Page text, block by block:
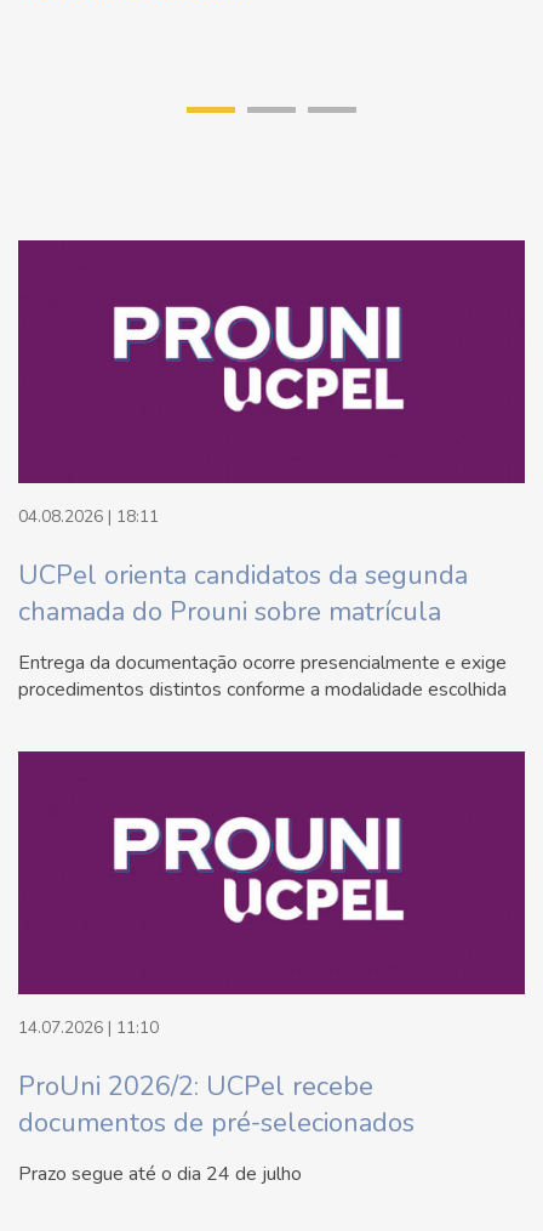
04.08.2026 | 18:11
UCPel orienta candidatos da segunda
chamada do Prouni sobre matrícula
Entrega da documentação ocorre presencialmente e exige
procedimentos distintos conforme a modalidade escolhida
14.07.2026 | 11:10
ProUni 2026/2: UCPel recebe
documentos de pré-selecionados
Prazo segue até o dia 24 de julho